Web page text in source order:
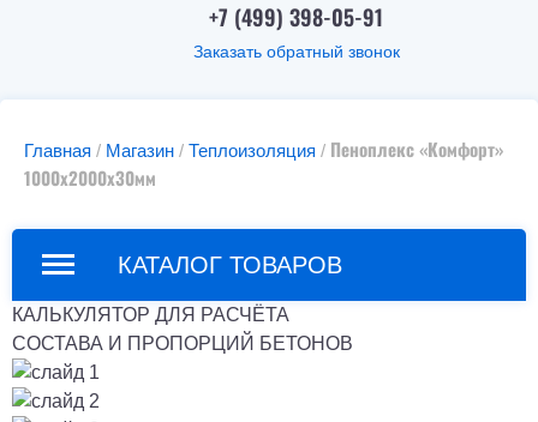
+7 (499) 398-05-91
Заказать обратный звонок
Главная / Магазин / Теплоизоляция / Пеноплекс «Комфорт»
1000x2000x30мм
КАТАЛОГ ТОВАРОВ
КАЛЬКУЛЯТОР ДЛЯ РАСЧЁТА
СОСТАВА И ПРОПОРЦИЙ БЕТОНОВ